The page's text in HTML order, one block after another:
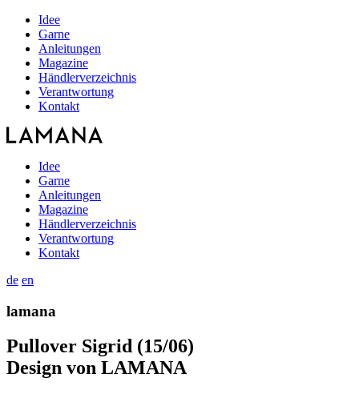
Idee
Garne
Anleitungen
Magazine
Händlerverzeichnis
Verantwortung
Kontakt
Idee
Garne
Anleitungen
Magazine
Händlerverzeichnis
Verantwortung
Kontakt
de en
lamana
Pullover Sigrid (15/06)
Design von LAMANA